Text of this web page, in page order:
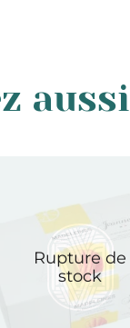
aussi
Rupture de
stock